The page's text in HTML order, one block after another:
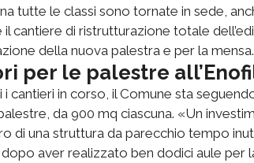
tutte le classi sono tornate in sede,
il cantiere di ristrutturazione totale
della nuova palestra e per la mensa.
per le palestre
i cantieri in corso, il Comune sta
da 900 mq ciascuna. «Un
di una struttura da parecchio tempo
aver realizzato ben dodici aule per